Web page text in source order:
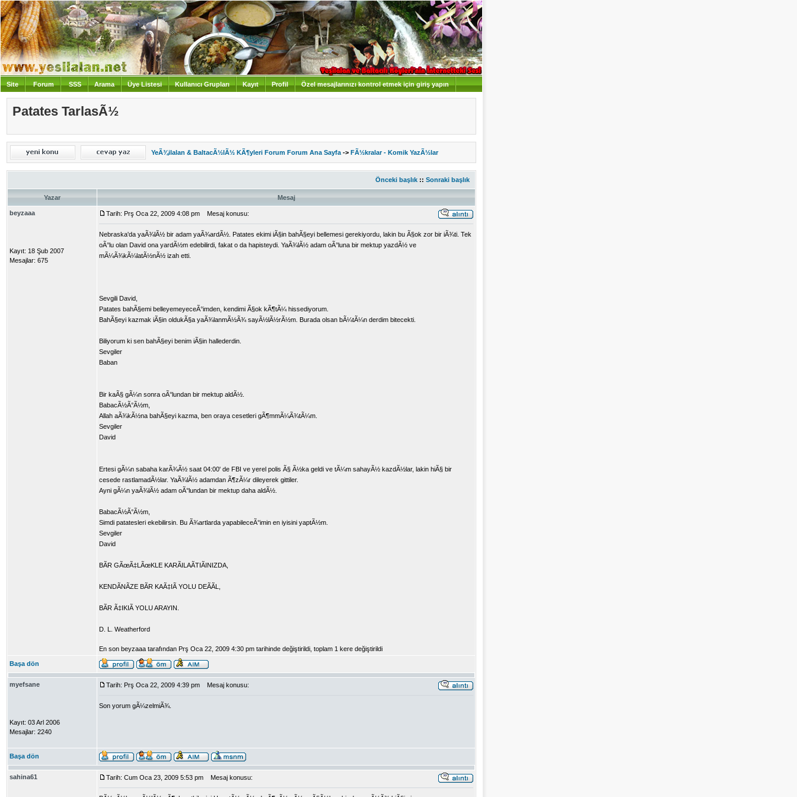
Site Forum SSS Arama Üye Listesi Kullanıcı Grupları Kayıt Profil Özel mesajlarınızı kontrol etmek için giriş yapın
Giriş
Patates TarlasÃ½
YeÃ¾ilalan & BaltacÃ½lÃ½ KÃ¶yleri Forum Forum Ana Sayfa -> FÃ½kralar - Komik YazÃ½lar
Önceki başlık :: Sonraki başlık
Yazar Mesaj
beyzaaa
Kayıt: 18 Şub 2007
Mesajlar: 675
Tarih: Prş Oca 22, 2009 4:08 pm Mesaj konusu:
Nebraska'da yaÃ¾lÃ½ bir adam yaÃ¾ardÃ½. Patates ekimi iÃ§in bahÃ§eyi bellemesi gerekiyordu, lakin bu Ã§ok zor bir iÃ¾ti. Tek
oÃ°lu olan David ona yardÃ½m edebilirdi, fakat o da hapisteydi. YaÃ¾lÃ½ adam oÃ°luna bir mektup yazdÃ½ ve
mÃ¼Ã¾kÃ¼latÃ½nÃ½ izah etti.
Sevgili David,
Patates bahÃ§emi belleyemeyeceÃ°imden, kendimi Ã§ok kÃ¶tÃ¼ hissediyorum.
BahÃ§eyi kazmak iÃ§in oldukÃ§a yaÃ¾lanmÃ½Ã¾ sayÃ½lÃ½rÃ½m. Burada olsan bÃ¼tÃ¼n derdim bitecekti.
Biliyorum ki sen bahÃ§eyi benim iÃ§in hallederdin.
Sevgiler
Baban
Bir kaÃ§ gÃ¼n sonra oÃ°lundan bir mektup aldÃ½.
BabacÃ½Ã°Ã½m,
Allah aÃ¾kÃ½na bahÃ§eyi kazma, ben oraya cesetleri gÃ¶mmÃ¼Ã¾tÃ¼m.
Sevgiler
David
Ertesi gÃ¼n sabaha karÃ¾Ã½ saat 04:00' de FBI ve yerel polis Ã§ Ã½ka geldi ve tÃ¼m sahayÃ½ kazdÃ½lar, lakin hiÃ§ bir
cesede rastlamadÃ½lar. YaÃ¾lÃ½ adamdan Ã¶zÃ¼r dileyerek gittiler.
Ayni gÃ¼n yaÃ¾lÃ½ adam oÃ°lundan bir mektup daha aldÃ½.
BabacÃ½Ã°Ã½m,
Simdi patatesleri ekebilirsin. Bu Ã¾artlarda yapabileceÃ°imin en iyisini yaptÃ½m.
Sevgiler
David
BÃR GÃœÃ‡LÃœKLE KARÃILAÃTIÃINIZDA,
KENDÃNÃZE BÃR KAÃ‡IÃ YOLU DEÃÃL,
BÃR Ã‡IKIÃ YOLU ARAYIN.
D. L. Weatherford
En son beyzaaa tarafından Prş Oca 22, 2009 4:30 pm tarihinde değiştirildi, toplam 1 kere değiştirildi
Başa dön
myefsane
Kayıt: 03 Arl 2006
Mesajlar: 2240
Tarih: Prş Oca 22, 2009 4:39 pm Mesaj konusu:
Son yorum gÃ¼zelmiÃ¾.
Başa dön
sahina61 Tarih: Cum Oca 23, 2009 5:53 pm Mesaj konusu: